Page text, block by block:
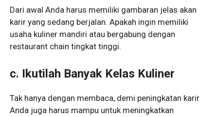
Dari awal Anda harus memiliki gambaran jelas akan
karir yang sedang berjalan. Apakah ingin memiliki
usaha kuliner mandiri atau bergabung dengan
restaurant chain tingkat tinggi.
c. Ikutilah Banyak Kelas Kuliner
Tak hanya dengan membaca, demi peningkatan karir
Anda juga harus mampu untuk meningkatkan